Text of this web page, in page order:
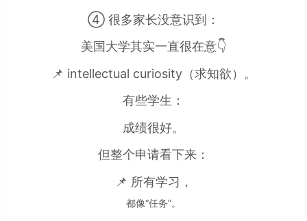
④ 很多家长没意识到：
美国大学其实一直很在意👇
📌 intellectual curiosity（求知欲）。
有些学生：
成绩很好。
但整个申请看下来：
📌 所有学习，
都像“任务”。